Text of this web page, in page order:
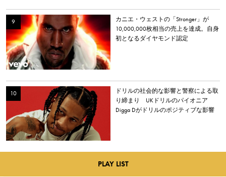
カニエ・ウェストの「Stronger」が
10,000,000枚相当の売上を達成。自身
初となるダイヤモンド認定
ドリルの社会的な影響と警察による取
り締まり UKドリルのパイオニア
Digga Dがドリルのポジティブな影響
PLAY LIST